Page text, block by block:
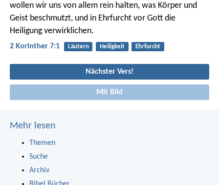
wollen wir uns von allem rein halten, was Körper und
Geist beschmutzt, und in Ehrfurcht vor Gott die
Heiligung verwirklichen.
2 Korinther 7:1 Läutern Heiligkeit Ehrfurcht
Nächster Vers!
Mit Bild
Mehr lesen
Themen
Suche
Archiv